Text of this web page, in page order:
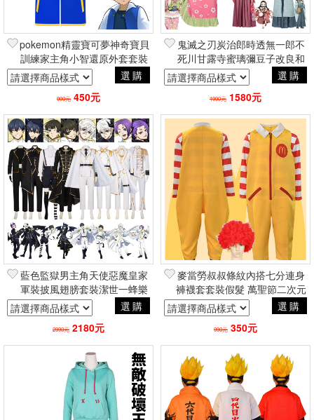
pokemon精靈寶可夢神奇寶貝
訓練家主角小智還原外套套裝
帽子寶貝球 動漫角色扮演
COSPLAY
選購
990元 450元
鬼滅之刃炭治郎時透無一郎不
死川甘露寺蜜璃彌豆子改良和
服套裝 萬聖節動漫cosplay角
色扮演
選購
1990元 1580元
藍色監獄男主角天使惡魔皇家
軍裝披風翅膀套裝潔世一蜂樂
回凪誠士郎千切豹馬 萬聖節
cosplay角色扮演
選購
2990元 2180元
麥當勞叔叔條紋內搭七分連身
褲襪套套裝假髮 萬聖節二次元
COSPLAY角色扮演選購
990元 350元